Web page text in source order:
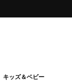
キッズ＆ベビー